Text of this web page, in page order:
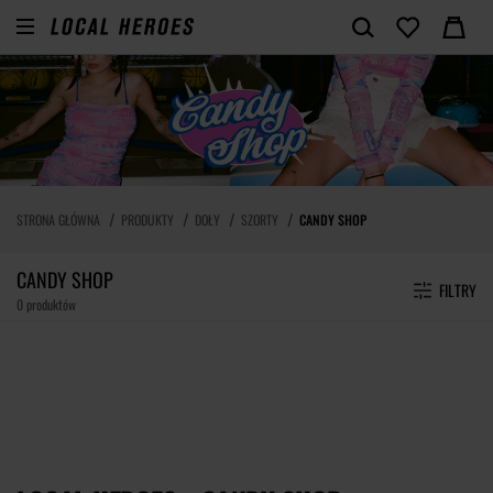
STRONA GŁÓWNA PRODUKTY DOŁY SZORTY CANDY SHOP
CANDY SHOP
0 produktów
FILTRY